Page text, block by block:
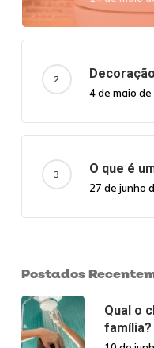
4 de maio de
O que é
27 de junho
Postados
Qual o
família?